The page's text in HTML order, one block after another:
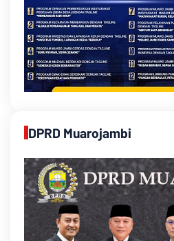
DPRD Muarojambi